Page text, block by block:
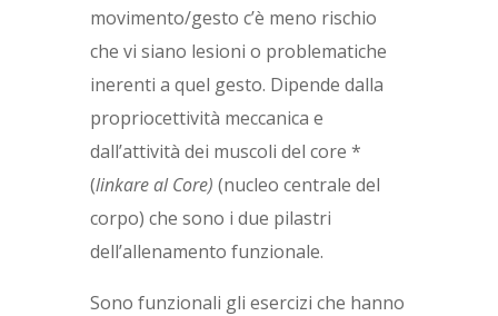
movimento/gesto c’è meno rischio
che vi siano lesioni o problematiche
inerenti a quel gesto. Dipende dalla
propriocettività meccanica e
dall’attività dei muscoli del core *
(linkare al Core) (nucleo centrale del
corpo) che sono i due pilastri
dell’allenamento funzionale.
Sono funzionali gli esercizi che hanno